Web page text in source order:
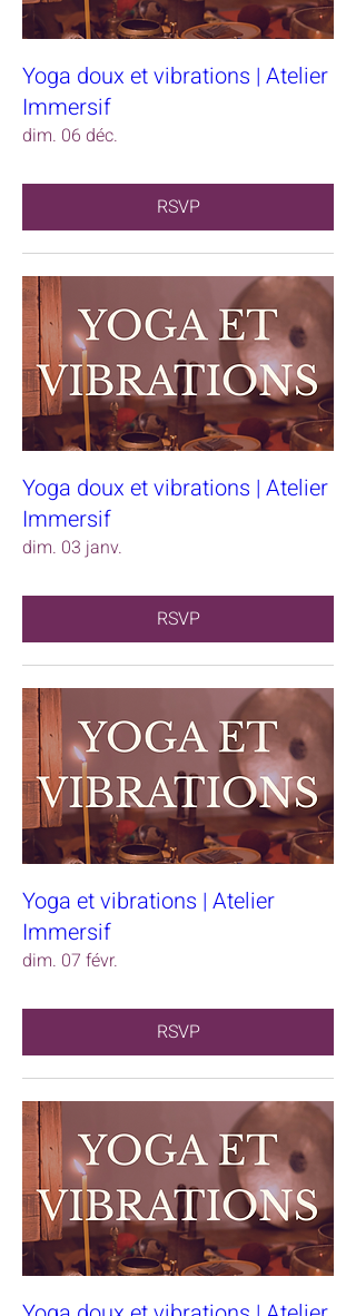
Yoga doux et vibrations | Atelier
Immersif
dim. 06 déc.
RSVP
Yoga doux et vibrations | Atelier
Immersif
dim. 03 janv.
RSVP
Yoga et vibrations | Atelier
Immersif
dim. 07 févr.
RSVP